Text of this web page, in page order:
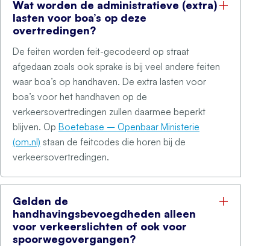
Wat worden de administratieve (extra)
lasten voor boa’s op deze
overtredingen?
De feiten worden feit-gecodeerd op straat
afgedaan zoals ook sprake is bij veel andere feiten
waar boa’s op handhaven. De extra lasten voor
boa’s voor het handhaven op de
verkeersovertredingen zullen daarmee beperkt
blijven. Op Boetebase – Openbaar Ministerie
(om.nl) staan de feitcodes die horen bij de
verkeersovertredingen.
Gelden de
handhavingsbevoegdheden alleen
voor verkeerslichten of ook voor
spoorwegovergangen?